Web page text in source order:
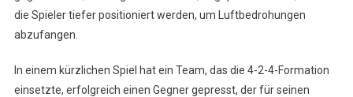
die Spieler tiefer positioniert werden, um Luftbedrohungen
abzufangen.
In einem kürzlichen Spiel hat ein Team, das die 4-2-4-Formation
einsetzte, erfolgreich einen Gegner gepresst, der für seinen